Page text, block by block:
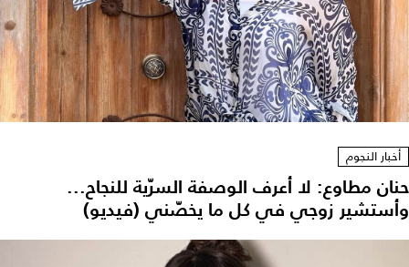
أخبار النجوم
حنان مطاوع: لا أعرف الوصفة السرّية للنجاح...
وأستشير زوجي في كل ما يخصّني (فيديو)